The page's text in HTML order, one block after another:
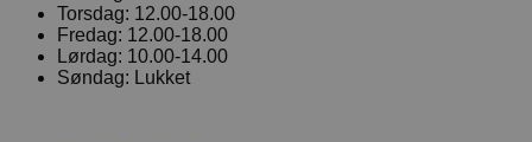
Torsdag: 12.00-18.00
Fredag: 12.00-18.00
Lørdag: 10.00-14.00
Søndag: Lukket